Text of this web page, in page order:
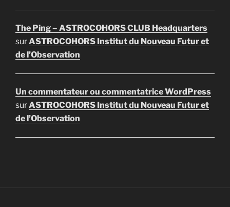
The Ping – ASTROCOHORS CLUB Headquarters
surASTROCOHORS Institut du Nouveau Futur et
de l’Observation
Un commentateur ou commentatrice WordPress
surASTROCOHORS Institut du Nouveau Futur et
de l’Observation